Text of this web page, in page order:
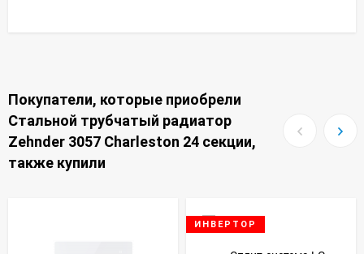
Покупатели, которые приобрели
Стальной трубчатый радиатор
Zehnder 3057 Charleston 24 секции,
также купили
ИНВЕРТОР